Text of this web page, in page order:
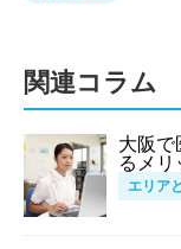
関連コラム
大阪で
るメ
エリア